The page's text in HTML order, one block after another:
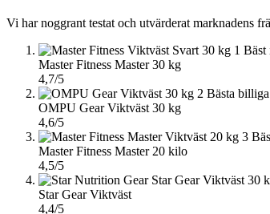
Vi har noggrant testat och utvärderat marknadens
1 Bäst
Master Fitness Master 30 kg
4,7/5
2 Bästa
OMPU Gear Viktväst 30 kg
4,6/5
3
Master Fitness Master 20 kilo
4,5/5
Star Gear Viktväst
4,4/5